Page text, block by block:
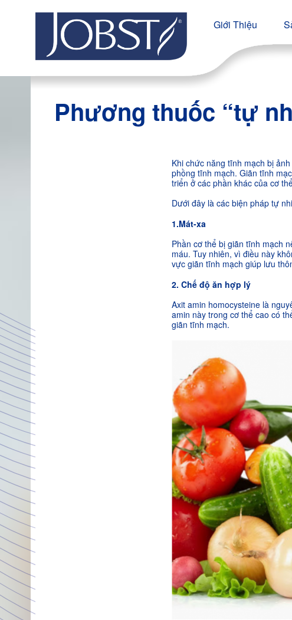
Giới Thiệu
Phương thuốc “tự
Khi chức năng tĩnh mạch bị
phồng tĩnh mạch. Giãn tĩnh
triển ở các phần khác của cơ
Dưới đây là các biện pháp tự
1.Mát-xa
Phần cơ thể bị giãn tĩnh mạch
máu. Tuy nhiên, vì điều này
vực giãn tĩnh mạch giúp lưu
2. Chế độ ăn hợp lý
Axit amin homocysteine là
amin này trong cơ thể cao có
giãn tĩnh mạch.